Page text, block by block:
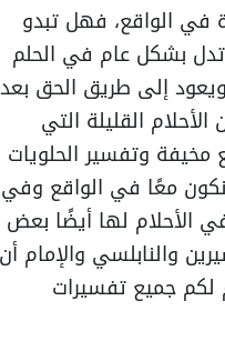
في الواقع، فهل تبدو
تدل بشكل عام في الحلم
إلى طريق الحق بعد
القليلة التي
وتفسير الحلويات
نكون معًا في الواقع وفي
الأحلام لها أيضًا بعض
والنابلسي والإمام أن
جميع تفسيرات